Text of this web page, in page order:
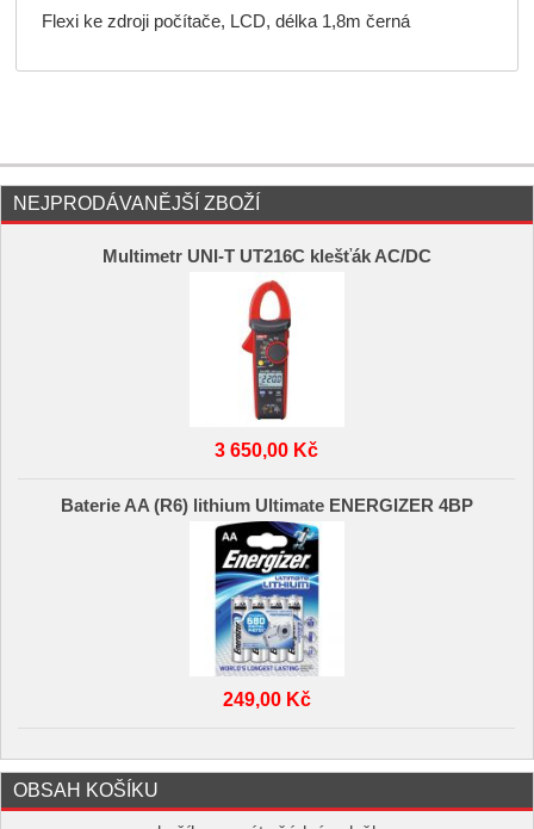
Flexi ke zdroji počítače, LCD, délka 1,8m černá
NEJPRODÁVANĚJŠÍ ZBOŽÍ
Multimetr UNI-T UT216C klešťák AC/DC
3 650,00 Kč
Baterie AA (R6) lithium Ultimate ENERGIZER 4BP
249,00 Kč
OBSAH KOŠÍKU